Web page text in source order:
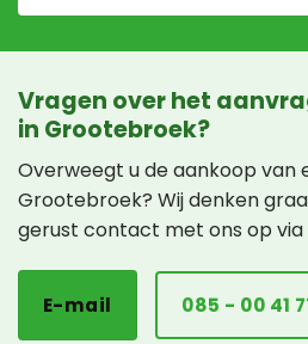
Vragen over het
in Grootebroek?
Overweegt u de aankoop van
Grootebroek? Wij denken
gerust contact met ons op
E-mail 085 - 00 41